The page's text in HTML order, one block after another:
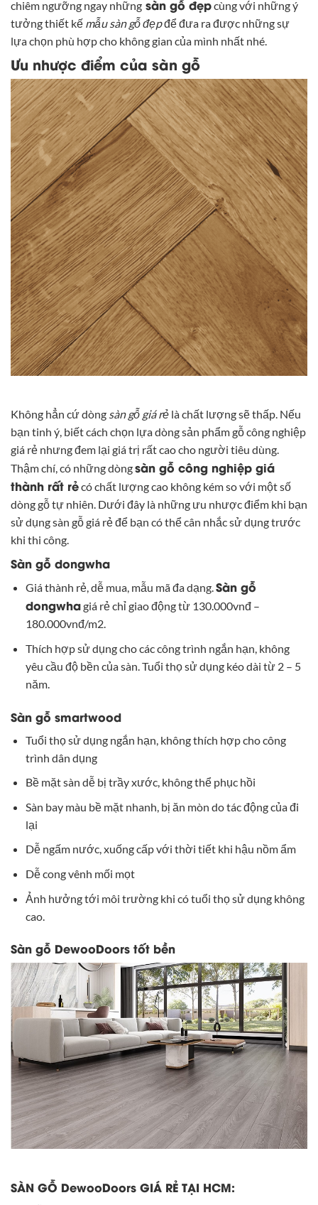
chiêm ngưỡng ngay những sàn gỗ đẹpcùng với những ý
tưởng thiết kế mẫu sàn gỗ đẹpđể đưa ra được những sự
lựa chọn phù hợp cho không gian của mình nhất nhé.
Ưu nhược điểm của sàn gỗ
Không hẳn cứ dòng sàn gỗ giá rẻ là chất lượng sẽ thấp. Nếu
bạn tinh ý, biết cách chọn lựa dòng sản phẩm gỗ công nghiệp
giá rẻ nhưng đem lại giá trị rất cao cho người tiêu dùng.
Thậm chí, có những dòngsàn gỗ công nghiệp giá
thành rất rẻcó chất lượng cao không kém so với một số
dòng gỗ tự nhiên. Dưới đây là những ưu nhược điểm khi bạn
sử dụng sàn gỗ giá rẻ để bạn có thể cân nhắc sử dụng trước
khi thi công.
Sàn gỗ dongwha
Giá thành rẻ, dễ mua, mẫu mã đa dạng.Sàn gỗ
dongwhagiá rẻ chỉ giao động từ 130.000vnđ –
180.000vnđ/m2.
Thích hợp sử dụng cho các công trình ngắn hạn, không
yêu cầu độ bền của sàn. Tuổi thọ sử dụng kéo dài từ 2 – 5
năm.
Sàn gỗ smartwood
Tuổi thọ sử dụng ngắn hạn, không thích hợp cho công
trình dân dụng
Bề mặt sàn dễ bị trầy xước, không thể phục hồi
Sàn bay màu bề mặt nhanh, bị ăn mòn do tác động của đi
lại
Dễ ngấm nước, xuống cấp với thời tiết khi hậu nồm ẩm
Dễ cong vênh mối mọt
Ảnh hưởng tới môi trường khi có tuổi thọ sử dụng không
cao.
Sàn gỗ DewooDoors tốt bền
SÀN GỖ DewooDoors GIÁ RẺ TẠI HCM: